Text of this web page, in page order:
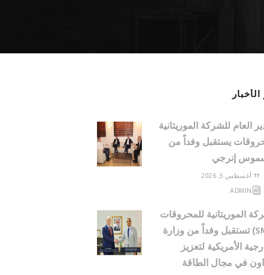
العام للشركة الموريتانية
يستقبل وفداً من
إنرجي
أغسطس 5, 2026
ADMIN
الموريتانية للمحروقات
(SMH) تستقبل وفداً من وزارة
الأمريكية لتعزيز
في مجال الطاقة